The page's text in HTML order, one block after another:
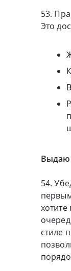
53.
Это
54.
стиле